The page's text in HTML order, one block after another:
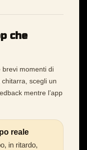
che
brevi momenti di
scegli un
mentre l’app
reale
in ritardo,